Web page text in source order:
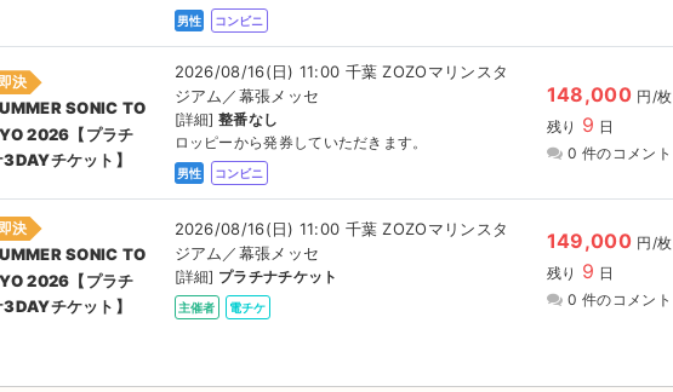
男性 コンビニ
決
SONIC TO
2026【プラチ
3DAYチケット】
2026/08/16(日) 11:00 千葉 ZOZOマリンスタ
ジアム／幕張メッセ
[詳細]整番なし
ロッピーから発券していただきます。
男性 コンビニ
148,000 円/枚
残り 9 日
0 件のコメント
決
SONIC TO
2026【プラチ
3DAYチケット】
2026/08/16(日) 11:00 千葉 ZOZOマリンスタ
ジアム／幕張メッセ
[詳細] プラチナチケット
主催者 電チケ
149,000 円/枚
残り 9 日
0 件のコメント